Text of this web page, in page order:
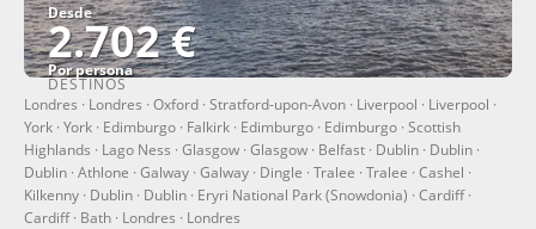
Desde
2.702 €
Por persona
Ver
DESTINOS
Londres · Londres · Oxford · Stratford-upon-Avon · Liverpool · Liverpool ·
York · York · Edimburgo · Falkirk · Edimburgo · Edimburgo · Scottish
Highlands · Lago Ness · Glasgow · Glasgow · Belfast · Dublin · Dublin ·
Dublin · Athlone · Galway · Galway · Dingle · Tralee · Tralee · Cashel ·
Kilkenny · Dublin · Dublin · Eryri National Park (Snowdonia) · Cardiff ·
Cardiff · Bath · Londres · Londres